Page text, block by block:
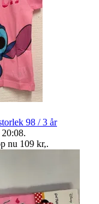
98 / 3 år
20:08.
nu 109 kr,.